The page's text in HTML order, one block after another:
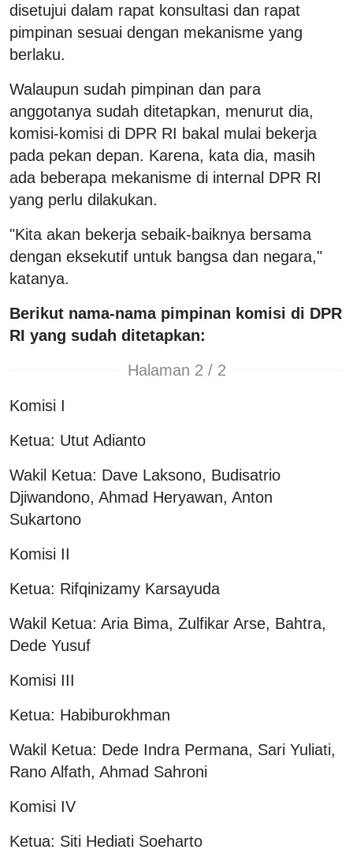
disetujui dalam rapat konsultasi dan rapat
pimpinan sesuai dengan mekanisme yang
berlaku.
Walaupun sudah pimpinan dan para
anggotanya sudah ditetapkan, menurut dia,
komisi-komisi di DPR RI bakal mulai bekerja
pada pekan depan. Karena, kata dia, masih
ada beberapa mekanisme di internal DPR RI
yang perlu dilakukan.
"Kita akan bekerja sebaik-baiknya bersama
dengan eksekutif untuk bangsa dan negara,"
katanya.
Berikut nama-nama pimpinan komisi di DPR
RI yang sudah ditetapkan:
Halaman 2 / 2
Komisi I
Ketua: Utut Adianto
Wakil Ketua: Dave Laksono, Budisatrio
Djiwandono, Ahmad Heryawan, Anton
Sukartono
Komisi II
Ketua: Rifqinizamy Karsayuda
Wakil Ketua: Aria Bima, Zulfikar Arse, Bahtra,
Dede Yusuf
Komisi III
Ketua: Habiburokhman
Wakil Ketua: Dede Indra Permana, Sari Yuliati,
Rano Alfath, Ahmad Sahroni
Komisi IV
Ketua: Siti Hediati Soeharto